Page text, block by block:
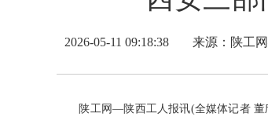
2026-05-11 09:18:38 来源： 陕工
陕工网—陕西工人报讯(全媒体记者 董欣